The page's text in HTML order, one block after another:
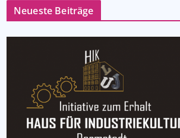
Neueste Beiträge